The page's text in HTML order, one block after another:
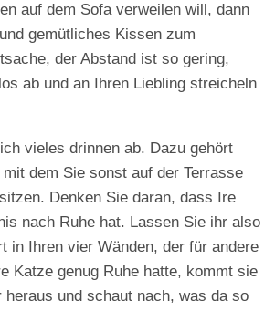
auf dem Sofa verweilen will, dann
gemütliches Kissen zum
der Abstand ist so gering,
ab und an Ihren Liebling streicheln
vieles drinnen ab. Dazu gehört
dem Sie sonst auf der Terrasse
Denken Sie daran, dass Ire
nach Ruhe hat. Lassen Sie ihr also
in Ihren vier Wänden, der für andere
Katze genug Ruhe hatte, kommt sie
heraus und schaut nach, was da so